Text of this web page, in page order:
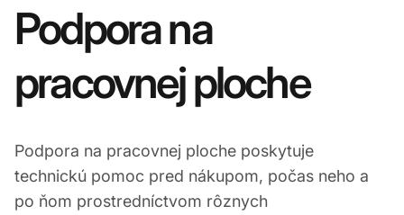
Podpora na
pracovnej ploche
Podpora na pracovnej ploche poskytuje
technickú pomoc pred nákupom, počas neho a
po ňom prostredníctvom rôznych